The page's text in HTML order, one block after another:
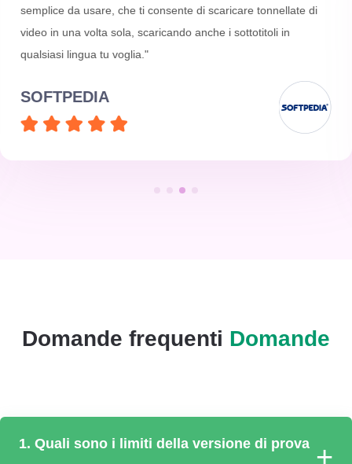
semplice da usare, che ti consente di scaricare tonnellate di
video in una volta sola, scaricando anche i sottotitoli in
qualsiasi lingua tu voglia."
SOFTPEDIA
Domande frequenti Domande
1. Quali sono i limiti della versione di prova